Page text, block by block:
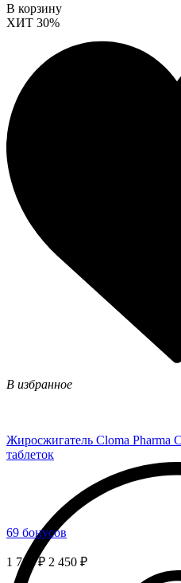
В корзину
ХИТ 30%
В избранное
Жиросжигатель Cloma Pharma
таблеток
69 бонусов
1 715 ₽ 2 450 ₽